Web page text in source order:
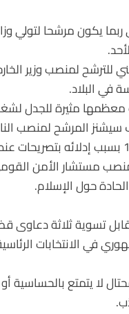
يكون مرشحا لتولي
لمنصب وزير
في البلاد.
معظمها مثيرة للجدل
سيشنز المرشح لمنصب
لمنصب مستشار الأمن
حول الإسلام.
الانتخابات الرئاسية
لا يتمتع بالحساسية أو